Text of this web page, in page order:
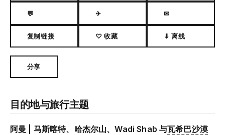
💬 ✈ ✉
复制链接 ♡ 收藏 ⬇ 离线
分享
目的地与旅行主题
阿曼 | 马斯喀特、哈杰尔山、Wadi Shab 与瓦希巴沙漠